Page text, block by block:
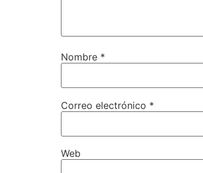
Nombre *
Correo electrónico *
Web